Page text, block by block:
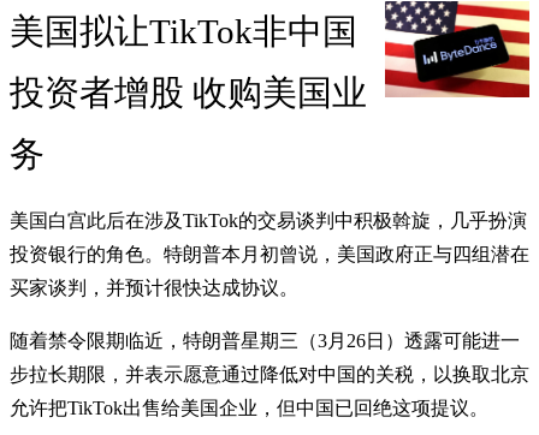
美国拟让TikTok非中国
投资者增股 收购美国业
务
美国白宫此后在涉及TikTok的交易谈判中积极斡旋，几乎扮演
投资银行的角色。特朗普本月初曾说，美国政府正与四组潜在
买家谈判，并预计很快达成协议。
随着禁令限期临近，特朗普星期三（3月26日）透露可能进一
步拉长期限，并表示愿意通过降低对中国的关税，以换取北京
允许把TikTok出售给美国企业，但中国已回绝这项提议。